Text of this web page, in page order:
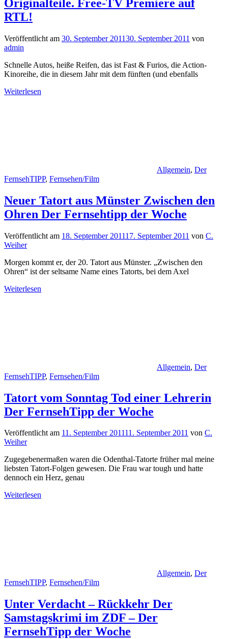
Originalteile. Free-TV Premiere auf
RTL!
Veröffentlicht am 30. September 201130. September 2011 von
admin
Schnelle Autos, heiße Reifen, das ist Fast & Furios, die Action-
Kinoreihe, die in diesem Jahr mit dem fünften (und ebenfalls
Weiterlesen
Allgemein, Der
FernsehTIPP, Fernsehen/Film
Neuer Tatort aus Münster Zwischen den
Ohren Der Fernsehtipp der Woche
Veröffentlicht am 18. September 201117. September 2011 von C.
Weiher
Morgen kommt er, der 20. Tatort aus Münster. „Zwischen den
Ohren“ ist der seltsame Name eines Tatorts, bei dem Axel
Weiterlesen
Allgemein, Der
FernsehTIPP, Fernsehen/Film
Tatort vom Sonntag Tod einer Lehrerin
Der FernsehTipp der Woche
Veröffentlicht am 11. September 201111. September 2011 von C.
Weiher
Zugegebenermaßen waren die Odenthal-Tatorte früher mal meine
liebsten Tatort-Folgen gewesen. Die Frau war tough und hatte
dennoch ein Herz, genau
Weiterlesen
Allgemein, Der
FernsehTIPP, Fernsehen/Film
Unter Verdacht – Rückkehr Der
Samstagskrimi im ZDF – Der
FernsehTipp der Woche